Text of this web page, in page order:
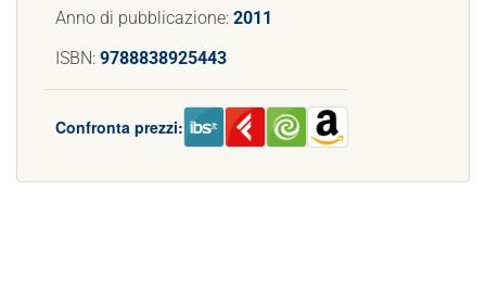
Anno di pubblicazione: 2011
ISBN: 9788838925443
Confronta prezzi: